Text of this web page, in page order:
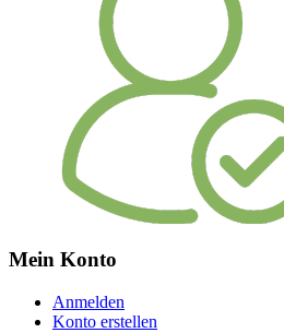
Mein Konto
Anmelden
Konto erstellen